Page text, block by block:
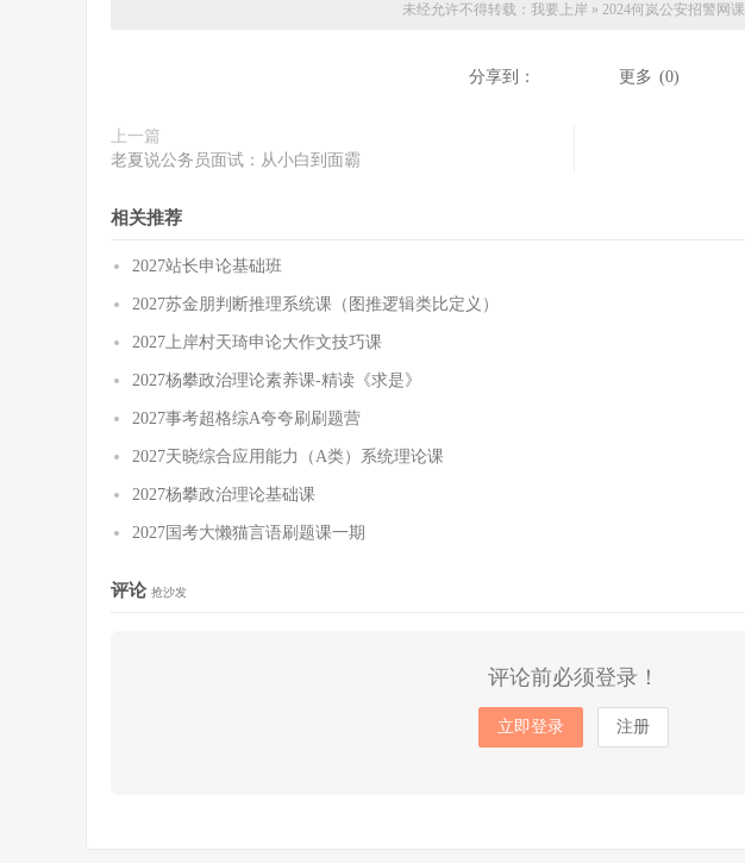
未经允许不得转载： 我要上岸 » 2024何岚公安招警网课
分享到： 更多 (0)
上一篇
老夏说公务员面试：从小白到面霸
相关推荐
2027站长申论基础班
2027苏金朋判断推理系统课（图推逻辑类比定义）
2027上岸村天琦申论大作文技巧课
2027杨攀政治理论素养课-精读《求是》
2027事考超格综A夸夸刷刷题营
2027天晓综合应用能力（A类）系统理论课
2027杨攀政治理论基础课
2027国考大懒猫言语刷题课一期
评论 抢沙发
评论前必须登录！
立即登录 注册